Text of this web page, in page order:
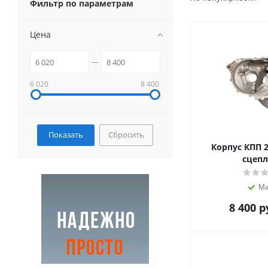
Корпус КПП
8 400
Фильтр по параметрам
Цена
6 020 8 400
Сбросить